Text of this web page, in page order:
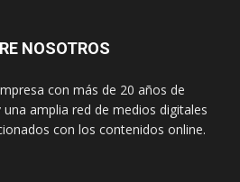
NOSOTROS
con más de 20 años de
amplia red de medios digitales
con los contenidos online.